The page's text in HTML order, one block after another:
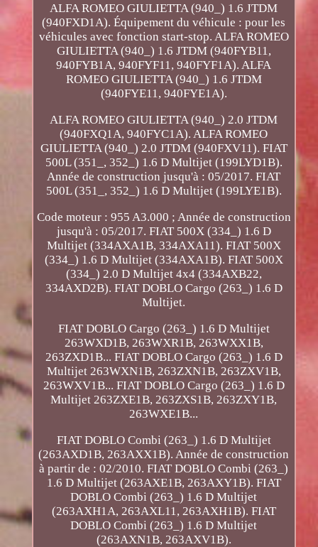
ALFA ROMEO GIULIETTA (940_) 1.6 JTDM
(940FXD1A). Équipement du véhicule : pour les
véhicules avec fonction start-stop. ALFA ROMEO
GIULIETTA (940_) 1.6 JTDM (940FYB11,
940FYB1A, 940FYF11, 940FYF1A). ALFA
ROMEO GIULIETTA (940_) 1.6 JTDM
(940FYE11, 940FYE1A).
ALFA ROMEO GIULIETTA (940_) 2.0 JTDM
(940FXQ1A, 940FYC1A). ALFA ROMEO
GIULIETTA (940_) 2.0 JTDM (940FXV11). FIAT
500L (351_, 352_) 1.6 D Multijet (199LYD1B).
Année de construction jusqu'à : 05/2017. FIAT
500L (351_, 352_) 1.6 D Multijet (199LYE1B).
Code moteur : 955 A3.000 ; Année de construction
jusqu'à : 05/2017. FIAT 500X (334_) 1.6 D
Multijet (334AXA1B, 334AXA11). FIAT 500X
(334_) 1.6 D Multijet (334AXA1B). FIAT 500X
(334_) 2.0 D Multijet 4x4 (334AXB22,
334AXD2B). FIAT DOBLO Cargo (263_) 1.6 D
Multijet.
FIAT DOBLO Cargo (263_) 1.6 D Multijet
263WXD1B, 263WXR1B, 263WXX1B,
263ZXD1B... FIAT DOBLO Cargo (263_) 1.6 D
Multijet 263WXN1B, 263ZXN1B, 263ZXV1B,
263WXV1B... FIAT DOBLO Cargo (263_) 1.6 D
Multijet 263ZXE1B, 263ZXS1B, 263ZXY1B,
263WXE1B...
FIAT DOBLO Combi (263_) 1.6 D Multijet
(263AXD1B, 263AXX1B). Année de construction
à partir de : 02/2010. FIAT DOBLO Combi (263_)
1.6 D Multijet (263AXE1B, 263AXY1B). FIAT
DOBLO Combi (263_) 1.6 D Multijet
(263AXH1A, 263AXL11, 263AXH1B). FIAT
DOBLO Combi (263_) 1.6 D Multijet
(263AXN1B, 263AXV1B).